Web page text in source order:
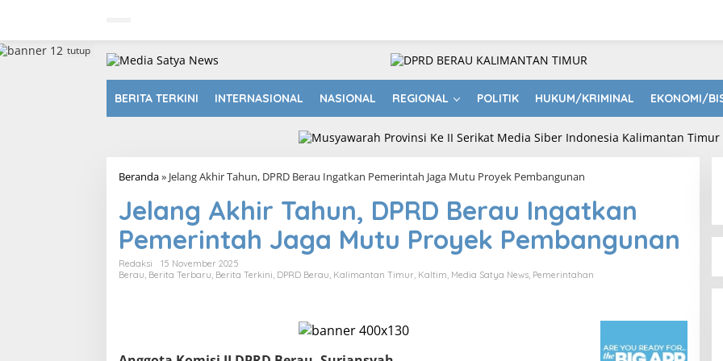
a
BERITA TERKINI INTERNASIONAL NASIONAL REGIONAL POLITIK HUKUM/KRIMINAL EKONOMI/
tutup
Beranda» Jelang Akhir Tahun, DPRD Berau Ingatkan Pemerintah Jaga Mutu Proyek Pembangunan
Jelang Akhir Tahun, DPRD Berau Ingatkan
Pemerintah Jaga Mutu Proyek Pembangunan
Redaksi
15 November 2025
Berau Berita Terbaru Berita Terkini DPRD Berau Kalimantan Timur Kaltim Media Satya News Pemerintahan